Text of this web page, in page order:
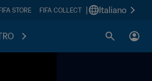
STORE FIFA COLLECT Italiano